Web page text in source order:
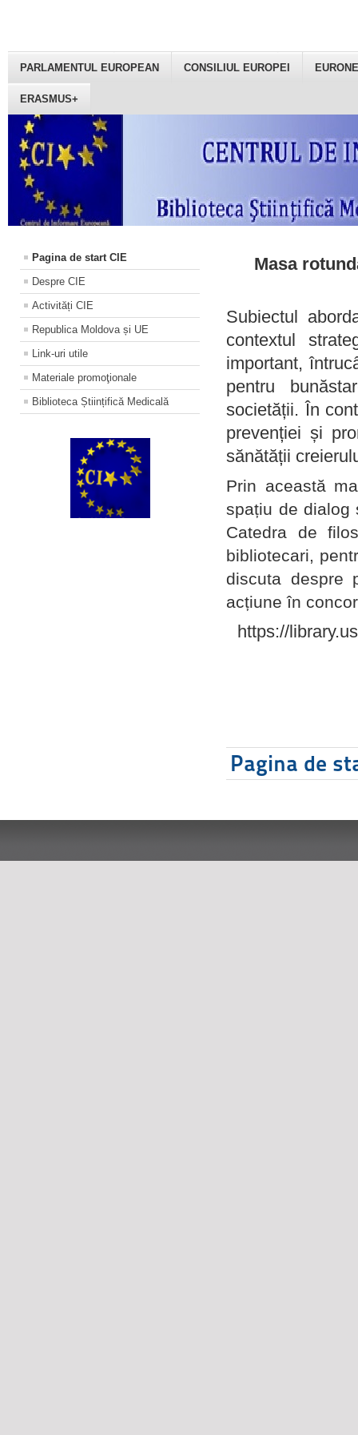
PARLAMENTUL EUROPEAN CONSILIUL EUROPEI
ERASMUS+
Pagina de start CIE
Despre CIE
Activități CIE
Republica Moldova și UE
Link-uri utile
Materiale promoţionale
Biblioteca Științifică Medicală
Masa
Subiectul
contextul
important,
pentru
societății. În
prevenției și
sănătății
Prin această
spațiu de dialog
Catedra de
bibliotecari,
discuta despre
acțiune în
https://
Pagina de